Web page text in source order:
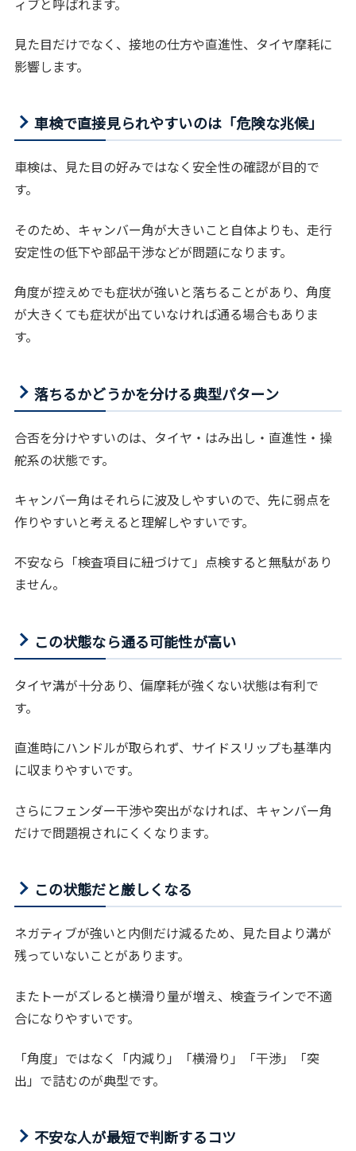
見た目だけでなく、接地の仕方や直進性、タイヤ摩耗に
影響します。
車検で直接見られやすいのは「危険な兆候」
車検は、見た目の好みではなく安全性の確認が目的で
す。
そのため、キャンバー角が大きいこと自体よりも、走行
安定性の低下や部品干渉などが問題になります。
角度が控えめでも症状が強いと落ちることがあり、角度
が大きくても症状が出ていなければ通る場合もありま
す。
落ちるかどうかを分ける典型パターン
合否を分けやすいのは、タイヤ・はみ出し・直進性・操
舵系の状態です。
キャンバー角はそれらに波及しやすいので、先に弱点を
作りやすいと考えると理解しやすいです。
不安なら「検査項目に紐づけて」点検すると無駄があり
ません。
この状態なら通る可能性が高い
タイヤ溝が十分あり、偏摩耗が強くない状態は有利で
す。
直進時にハンドルが取られず、サイドスリップも基準内
に収まりやすいです。
さらにフェンダー干渉や突出がなければ、キャンバー角
だけで問題視されにくくなります。
この状態だと厳しくなる
ネガティブが強いと内側だけ減るため、見た目より溝が
残っていないことがあります。
またトーがズレると横滑り量が増え、検査ラインで不適
合になりやすいです。
「角度」ではなく「内減り」「横滑り」「干渉」「突
出」で詰むのが典型です。
不安な人が最短で判断するコツ